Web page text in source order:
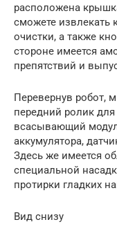
расположена
сможете извлекать
очистки, а также
стороне имеется
препятствий и
Перевернув робот,
передний ролик
всасывающий
аккумулятора,
Здесь же имеется
специальной
протирки гладких
Вид снизу